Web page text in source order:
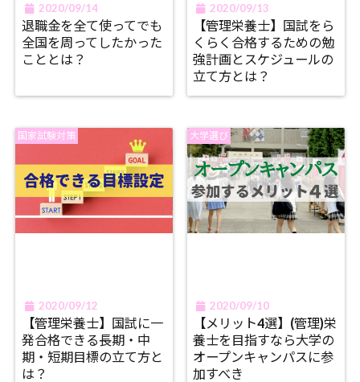
2020/09/14
退職金を全て使ってでも
全国を周ってしたかった
こととは？
2020/09/13
【管理栄養士】国試をら
くらく合格するための勉
強計画とスケジュールの
立て方とは？
国家試験対策
2020/09/12
【管理栄養士】国試に一
発合格できる長期・中
期・短期目標の立て方と
は？
大学選び
2020/09/10
【メリット4選】(管理)栄
養士を目指すなら大学の
オープンキャンパスに参
加すべき